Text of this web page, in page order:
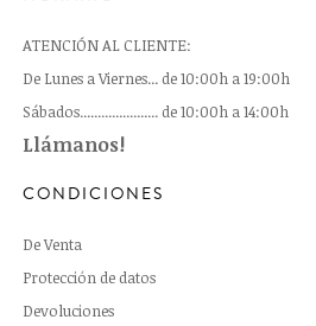
ATENCIÓN AL CLIENTE:
De Lunes a Viernes... de 10:00h a 19:00h
Sábados...................... de 10:00h a 14:00h
Llámanos!
CONDICIONES
De Venta
Protección de datos
Devoluciones